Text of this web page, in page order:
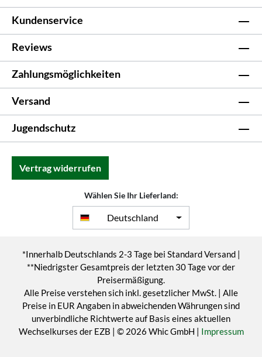
Kundenservice
Reviews
Zahlungsmöglichkeiten
Versand
Jugendschutz
Vertrag widerrufen
Wählen Sie Ihr Lieferland:
Deutschland
*Innerhalb Deutschlands 2-3 Tage bei Standard Versand |
**Niedrigster Gesamtpreis der letzten 30 Tage vor der
Preisermäßigung.
Alle Preise verstehen sich inkl. gesetzlicher MwSt. | Alle
Preise in EUR Angaben in abweichenden Währungen sind
unverbindliche Richtwerte auf Basis eines aktuellen
Wechselkurses der EZB | © 2026 Whic GmbH | Impressum